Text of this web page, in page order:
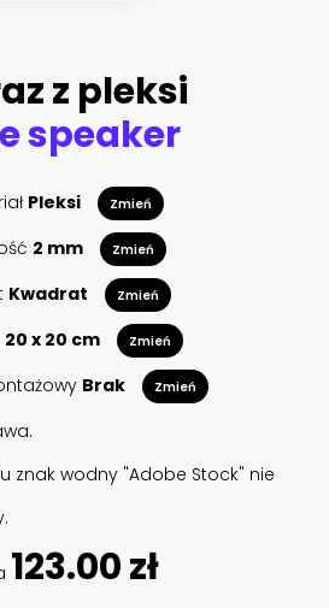
z pleksi
speaker
Pleksi Zmień
2 mm Zmień
Kwadrat Zmień
20 x 20 cm Zmień
Brak Zmień
znak wodny "Adobe Stock" nie
123.00 zł